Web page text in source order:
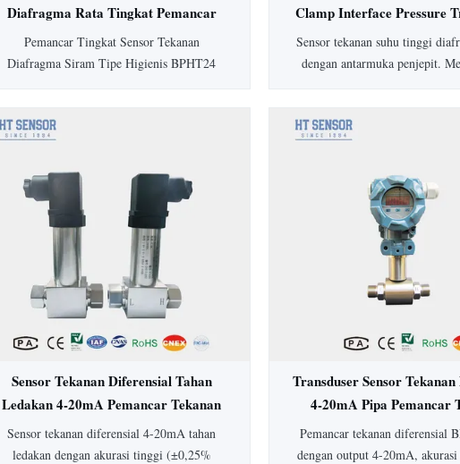
Diafragma Rata Tingkat Pemancar
Tekanan
Pemancar Tingkat Sensor Tekanan
Diafragma Siram Tipe Higienis BPHT24
Dengan akurasi ±0,5%, perlindungan IP65,
untuk industri medis, biofarmasi, dan
makanan. Tersedia jenis dan keluaran tekanan
yang dapat disesuaikan.
Clamp Interface Pressure
Sensor tekanan suhu tinggi
dengan antarmuka penjepit.
Ideal untuk aplikasi higienis
Sensor Tekanan Diferensial Tahan
Ledakan 4-20mA Pemancar Tekanan
Diferensial Akurasi Tinggi
Sensor tekanan diferensial 4-20mA tahan
ledakan dengan akurasi tinggi (±0,25%
Transduser Sensor
4-20mA Pipa Pemancar
Diferensial Air
Pemancar tekanan diferensial
dengan output 4-20mA,